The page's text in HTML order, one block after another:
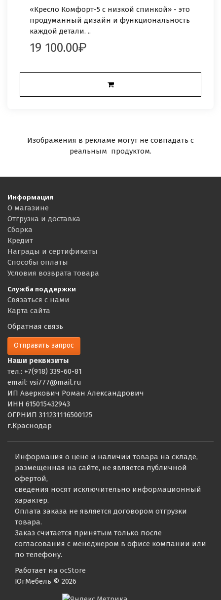
«Кресло Комфорт-5 с низкой спинкой» - это
продуманный дизайн и функциональность
каждой детали. ..
19 100.00
Изображения в рекламе могут не совпадать с
реальным продуктом.
Информация
О магазине
Отгрузка и доставка
Сборка
Кредит
Награды и сертификаты
Способы оплаты
Условия возврата товара
Служба поддержки
Связаться с нами
Карта сайта
Обратная связь
Отправить запрос
Наши реквизиты
тел.: +7(918) 339-60-81
email: vsi777@mail.ru
ИП Аверкович Роман Александрович
ИНН 615015432943
ОГРНИП 311231116500125
г.Краснодар
Информация о цене и наличии товара на складе,
размещенная на сайте, не является публичной
офертой,
сведения носят исключительно информационный
характер.
Оплата заказа не является договором отгрузки
товара.
Заказ считается принятым только после
согласования с менеджером в офисе компании или
по телефону.
Работает на ocStore
ЮгМебель © 2026